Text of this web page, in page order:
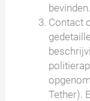
bevinden.
Contact
Tether).